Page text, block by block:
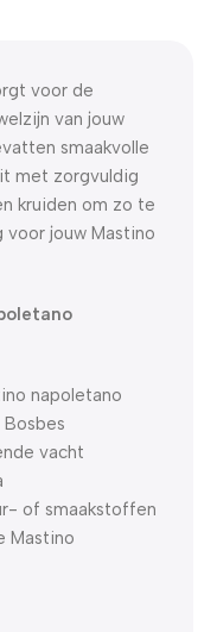
voor de
van jouw
smaakvolle
met zorgvuldig
kruiden om zo te
jouw Mastino
napoletano
vacht
of smaakstoffen
Mastino